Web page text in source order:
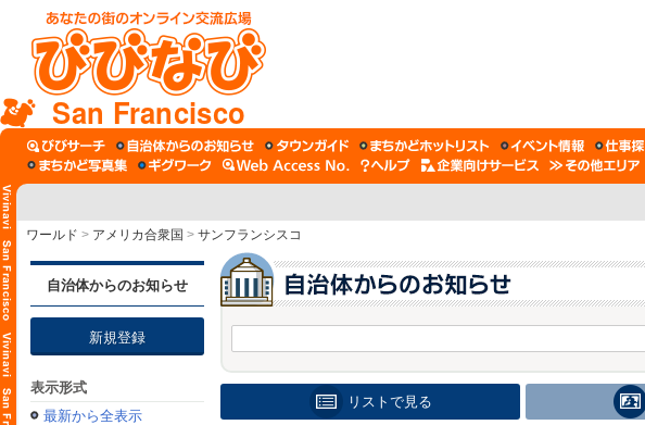
San Francisco
ワールド > アメリカ合衆国 > サンフランシスコ
自治体からのお知らせ
新規登録
表示形式
最新から全表示
リストで見る